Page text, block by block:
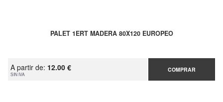
PALET 1ERT MADERA 80X120 EUROPEO
A partir de: 12.00 €
SIN IVA
COMPRAR